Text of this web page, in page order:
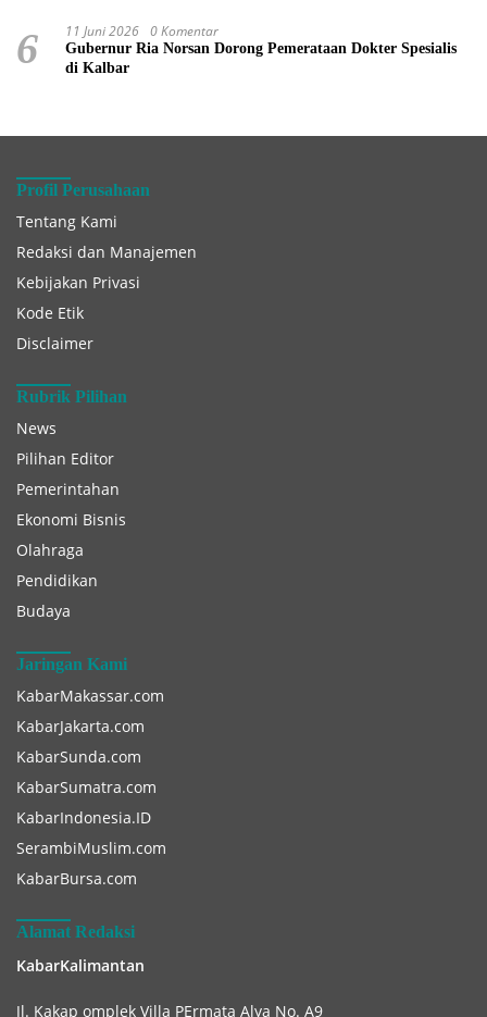
6 11 Juni 2026 0 Komentar
Gubernur Ria Norsan Dorong Pemerataan Dokter Spesialis
di Kalbar
Profil Perusahaan
Tentang Kami
Redaksi dan Manajemen
Kebijakan Privasi
Kode Etik
Disclaimer
Rubrik Pilihan
News
Pilihan Editor
Pemerintahan
Ekonomi Bisnis
Olahraga
Pendidikan
Budaya
Jaringan Kami
KabarMakassar.com
KabarJakarta.com
KabarSunda.com
KabarSumatra.com
KabarIndonesia.ID
SerambiMuslim.com
KabarBursa.com
Alamat Redaksi
KabarKalimantan
Jl. Kakap omplek Villa PErmata Alya No. A9